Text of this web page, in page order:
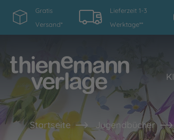
Gratis
Versand*
Lieferzeit 1-3
Werktage**
Startseite Jugendbücher